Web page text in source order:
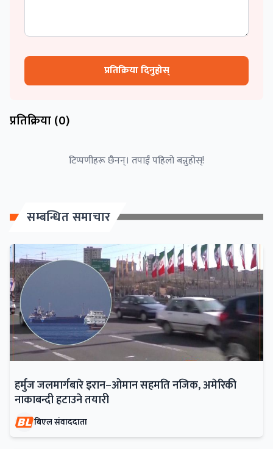
प्रतिक्रिया दिनुहोस्
प्रतिक्रिया (0)
टिप्पणीहरू छैनन्। तपाईं पहिलो बन्नुहोस्!
सम्बन्धित समाचार
हर्मुज जलमार्गबारे इरान–ओमान सहमति नजिक, अमेरिकी
नाकाबन्दी हटाउने तयारी
बिएल संवाददाता